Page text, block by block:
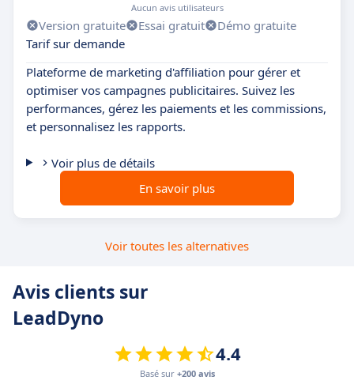
Aucun avis utilisateurs
Version gratuite Essai gratuit
Démo gratuite
Tarif sur demande
Plateforme de marketing d'affiliation pour gérer et
optimiser vos campagnes publicitaires. Suivez les
performances, gérez les paiements et les commissions,
et personnalisez les rapports.
Voir plus de détails
En savoir plus
Voir toutes les alternatives
Avis clients sur
LeadDyno
4.4
Basé sur +200 avis